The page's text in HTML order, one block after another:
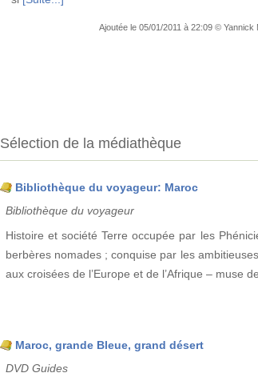
Ajoutée le 05/01/2011 à 22:09 © Yannick
Sélection de la médiathèque
Bibliothèque du voyageur: Maroc
Bibliothèque du voyageur
Histoire et société Terre occupée par les
berbères nomades ; conquise par les
aux croisées de l’Europe et de l’Afrique – muse
Maroc, grande Bleue, grand désert
DVD Guides